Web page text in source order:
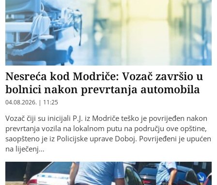
Nesreća kod Modriče: Vozač završio u
bolnici nakon prevrtanja automobila
04.08.2026. | 11:25
Vozač čiji su inicijali P.J. iz Modriče teško je povrijeđen nakon
prevrtanja vozila na lokalnom putu na području ove opštine,
saopšteno je iz Policijske uprave Doboj. Povrijeđeni je upućen
na liječenj…